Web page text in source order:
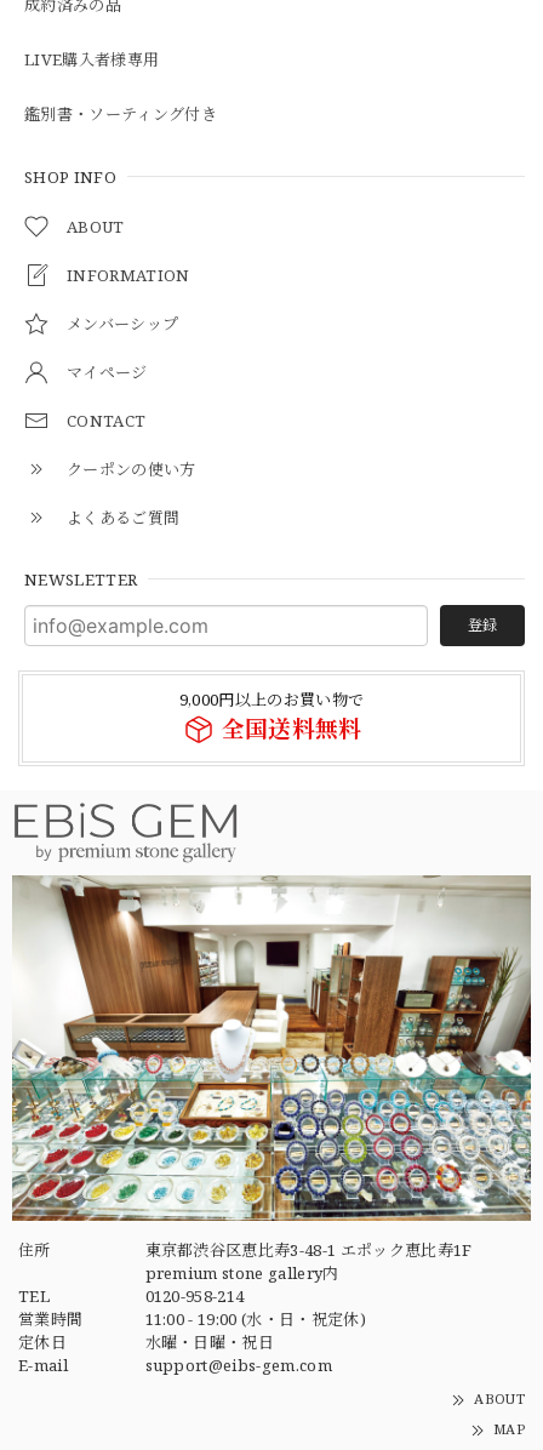
成約済みの品
LIVE購入者様専用
鑑別書・ソーティング付き
SHOP INFO
ABOUT
INFORMATION
メンバーシップ
マイページ
CONTACT
クーポンの使い方
よくあるご質問
NEWSLETTER
登録
9,000円以上のお買い物で
全国送料無料
住所
東京都渋谷区恵比寿3-48-1 エポック恵比寿1F
premium stone gallery内
TEL
0120-958-214
営業時間
11:00 - 19:00 (水・日・祝定休)
定休日
水曜・日曜・祝日
E-mail
support@eibs-gem.com
ABOUT
MAP